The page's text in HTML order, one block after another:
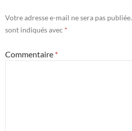
Votre adresse e-mail ne sera pas publiée.
sont indiqués avec *
Commentaire *